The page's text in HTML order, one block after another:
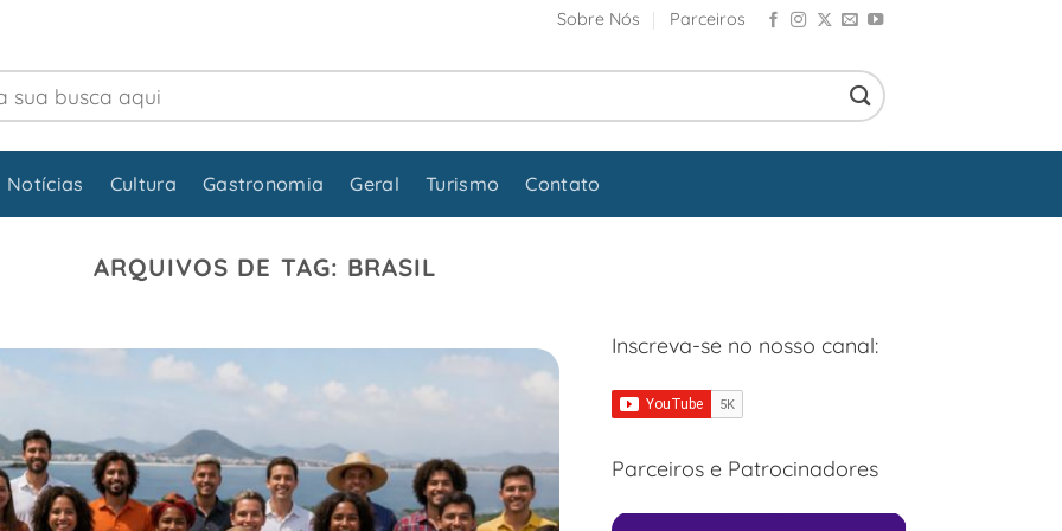
Sobre Nós Parceiros
Notícias Cultura Gastronomia Geral Turismo Contato
ARQUIVOS DE TAG: BRASIL
Inscreva-se no nosso canal:
Parceiros e Patrocinadores